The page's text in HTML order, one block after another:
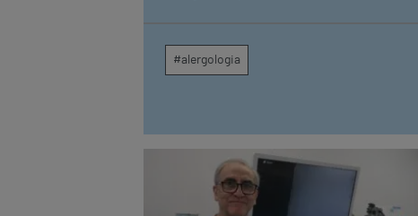
procesos alérgicos, durante los meses
estivales aumentan las consultas
El Dr. Julián López Caballero, alergólogo
del Hospital Vithas Granada, explica
cuáles son las alergias más frecuentes
en verano y destaca la importancia de
un diagnóstico precoz para prevenir
#alergologia